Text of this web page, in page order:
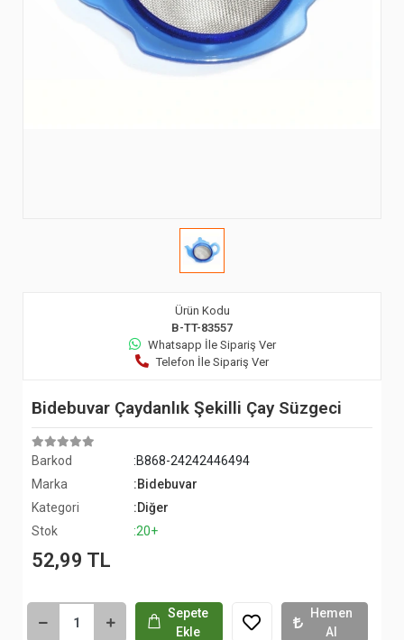
Ürün Kodu
B-TT-83557
Whatsapp İle Sipariş Ver
Telefon İle Sipariş Ver
Bidebuvar Çaydanlık Şekilli Çay Süzgeci
Barkod
:B868-24242446494
Marka
:Bidebuvar
Kategori
:Diğer
Stok
:20+
52,99 TL
Sepete
Ekle
Hemen
Al